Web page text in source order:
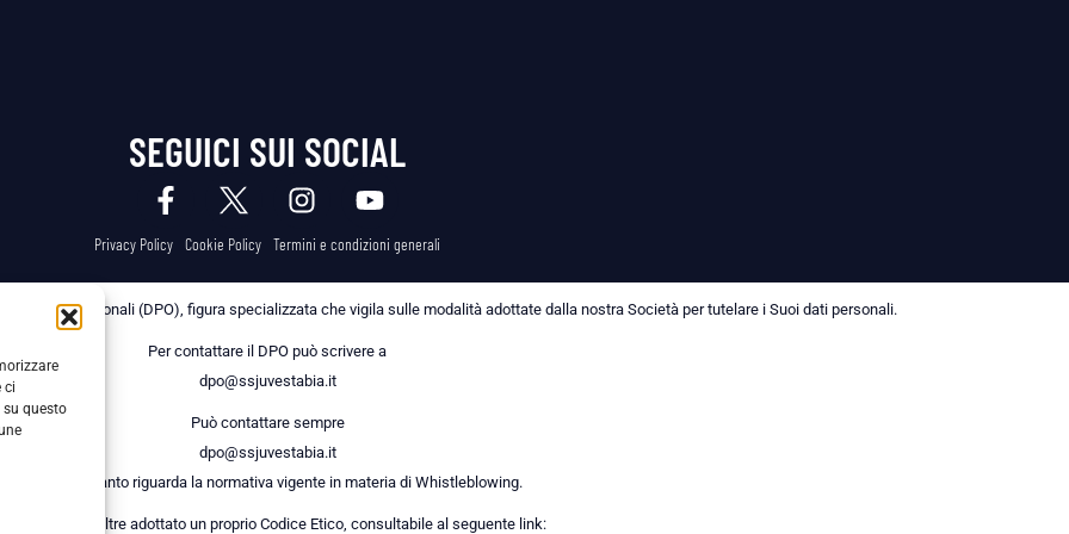
ci
questo
SEGUICI SUI SOCIAL
Privacy Policy Cookie Policy Termini e condizioni generali
dei Dati Personali (DPO), figura specializzata che vigila sulle modalità adottate dalla nostra Società per tutelare i Suoi dati personali.
Per contattare il DPO può scrivere a
dpo@ssjuvestabia.it
Può contattare sempre
dpo@ssjuvestabia.it
anche per quanto riguarda la normativa vigente in materia di Whistleblowing.
Società ha inoltre adottato un proprio Codice Etico, consultabile al seguente link: